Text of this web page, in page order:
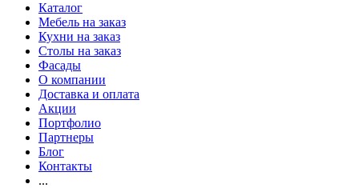
Каталог
Мебель на заказ
Кухни на заказ
Столы на заказ
Фасады
О компании
Доставка и оплата
Акции
Портфолио
Партнеры
Блог
Контакты
...